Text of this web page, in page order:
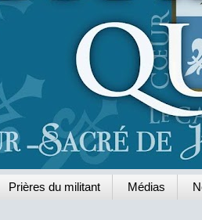
Prières du militant Médias